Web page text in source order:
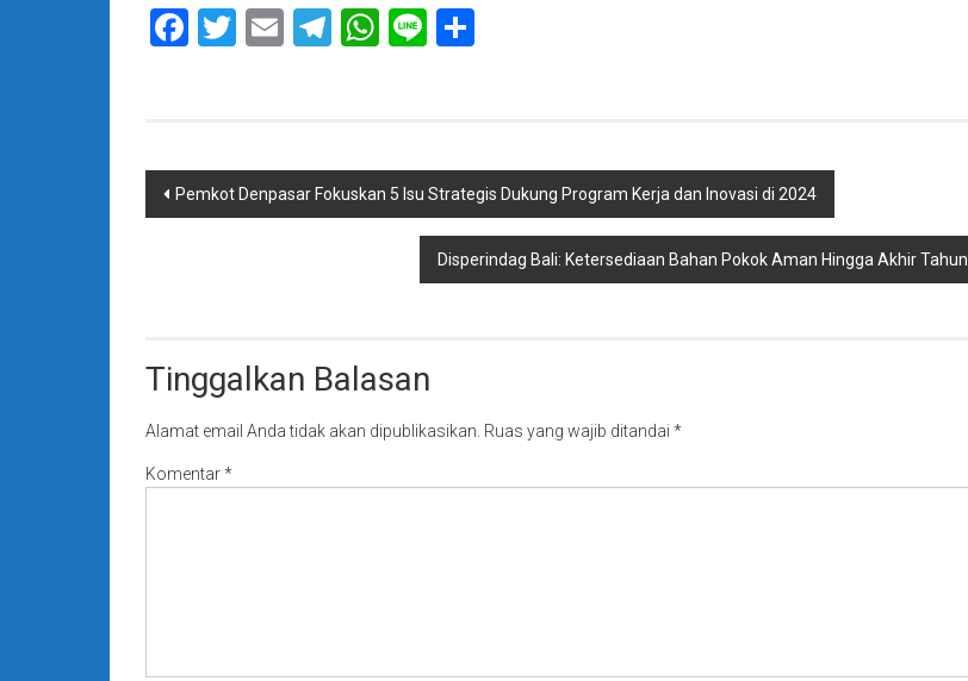
Facebook
Twitter
EmailTelegram
WhatsApp
Line
Navigasi
Pemkot Denpasar Fokuskan 5 Isu Strategis Dukung Program Kerja dan Inovasi di 2024
Disperindag Bali: Ketersediaan Bahan Pokok Aman Hingga Akhir Tahun
Tinggalkan Balasan
Alamat email Anda tidak akan dipublikasikan. Ruas yang wajib ditandai *
Komentar*